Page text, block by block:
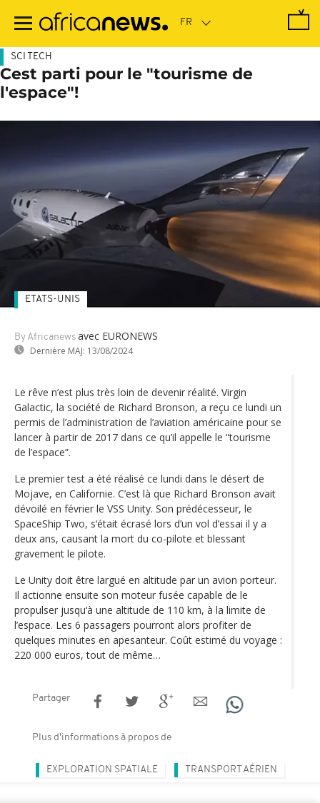
contenu
SCI TECH
Cest parti pour le "tourisme de
l'espace"!
By Africanews avec EURONEWS
Dernière MAJ: 13/08/2024
ETATS-UNIS
Le rêve n’est plus très loin de devenir réalité. Virgin
Galactic, la société de Richard Bronson, a reçu ce lundi un
permis de l’administration de l’aviation américaine pour se
lancer à partir de 2017 dans ce qu’il appelle le “tourisme
de l’espace”.
Le premier test a été réalisé ce lundi dans le désert de
Mojave, en Californie. C’est là que Richard Bronson avait
dévoilé en février le VSS Unity. Son prédécesseur, le
SpaceShip Two, s‘était écrasé lors d’un vol d’essai il y a
deux ans, causant la mort du co-pilote et blessant
gravement le pilote.
Le Unity doit être largué en altitude par un avion porteur.
Il actionne ensuite son moteur fusée capable de le
propulser jusqu‘à une altitude de 110 km, à la limite de
l’espace. Les 6 passagers pourront alors profiter de
quelques minutes en apesanteur. Coût estimé du voyage :
220 000 euros, tout de même…
Partager
Plus d'informations à propos de
EXPLORATION SPATIALE TRANSPORT AÉRIEN